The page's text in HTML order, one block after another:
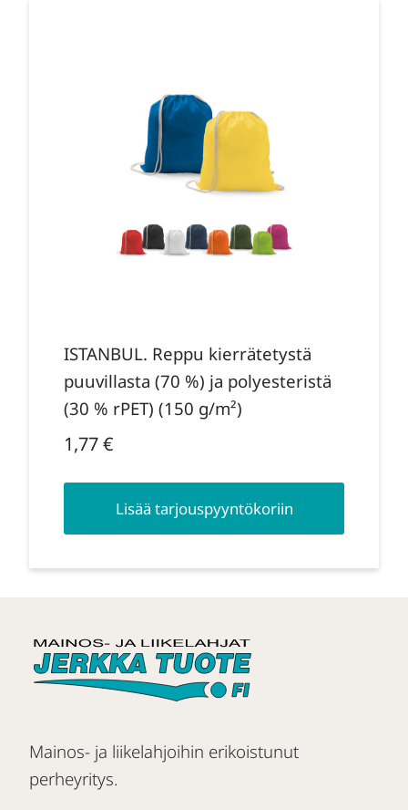
ISTANBUL. Reppu kierrätetystä
puuvillasta (70 %) ja polyesteristä
(30 % rPET) (150 g/m²)
1,77€
Lisää tarjouspyyntökoriin
Mainos- ja liikelahjoihin erikoistunut
perheyritys.